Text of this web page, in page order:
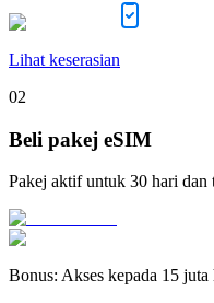
Lihat keserasian
02
Beli pakej eSIM
Pakej aktif untuk 30 hari dan
Bonus: Akses kepada 15